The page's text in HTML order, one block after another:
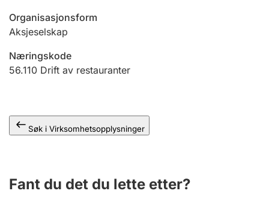
Organisasjonsform
Aksjeselskap
Næringskode
56.110 Drift av restauranter
Søk i Virksomhetsopplysninger
Fant du det du lette etter?